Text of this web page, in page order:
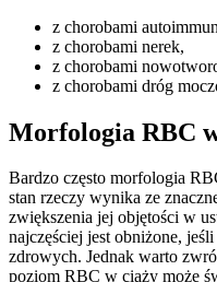
z chorobami
z chorobami nerek,
z chorobami
z chorobami dróg
Morfologia RBC
Bardzo często morfologia
stan rzeczy wynika ze
zwiększenia jej objętości w
najczęściej jest obniżone,
zdrowych. Jednak warto
poziom RBC w ciąży może